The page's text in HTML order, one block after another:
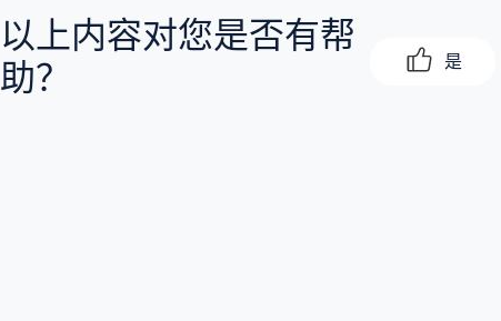
以上内容对您是否有帮
助？
是